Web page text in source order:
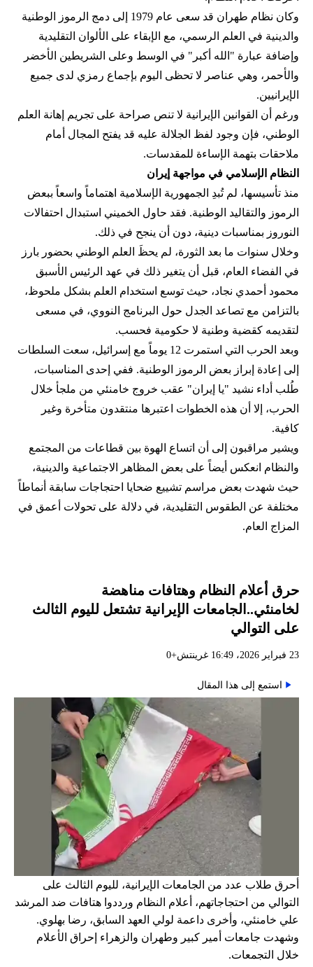
وكان نظام طهران قد سعى عام 1979 إلى دمج الرموز الوطنية
والدينية في العلم الرسمي، مع الإبقاء على الألوان التقليدية
وإضافة عبارة "الله أكبر" في الوسط وعلى الشريطين الأخضر
والأحمر، وهي عناصر لا تحظى اليوم بإجماع رمزي لدى جميع
الإيرانيين.
ورغم أن القوانين الإيرانية لا تنص صراحة على تجريم إهانة العلم
الوطني، فإن وجود لفظ الجلالة عليه قد يفتح المجال أمام
ملاحقات بتهمة الإساءة للمقدسات.
النظام الإسلامي في مواجهة إيران
منذ تأسيسها، لم تُبدِ الجمهورية الإسلامية اهتماماً واسعاً ببعض
الرموز والتقاليد الوطنية. فقد حاول الخميني استبدال احتفالات
النوروز بمناسبات دينية، دون أن ينجح في ذلك.
وخلال سنوات ما بعد الثورة، لم يحظَ العلم الوطني بحضور بارز
في الفضاء العام، قبل أن يتغير ذلك في عهد الرئيس الأسبق
محمود أحمدي‌ نجاد، حيث توسع استخدام العلم بشكل ملحوظ،
بالتزامن مع تصاعد الجدل حول البرنامج النووي، في مسعى
لتقديمه كقضية وطنية لا حكومية فحسب.
وبعد الحرب التي استمرت 12 يوماً مع إسرائيل، سعت السلطات
إلى إعادة إبراز بعض الرموز الوطنية. ففي إحدى المناسبات،
طُلب أداء نشيد "يا إيران" عقب خروج خامنئي من ملجأ خلال
الحرب، إلا أن هذه الخطوات اعتبرها منتقدون متأخرة وغير
كافية.
ويشير مراقبون إلى أن اتساع الهوة بين قطاعات من المجتمع
والنظام انعكس أيضاً على بعض المظاهر الاجتماعية والدينية،
حيث شهدت بعض مراسم تشييع ضحايا احتجاجات سابقة أنماطاً
مختلفة عن الطقوس التقليدية، في دلالة على تحولات أعمق في
المزاج العام.
حرق أعلام النظام وهتافات مناهضة
لخامنئي..الجامعات الإيرانية تشتعل لليوم الثالث
على التوالي
23 فبراير 2026، 16:49 غرينتش+0
استمع إلى هذا المقال
أحرق طلاب عدد من الجامعات الإيرانية، لليوم الثالث على
التوالي من احتجاجاتهم، أعلام النظام ورددوا هتافات ضد المرشد
علي خامنئي، وأخرى داعمة لولي العهد السابق، رضا بهلوي.
وشهدت جامعات أمير كبير وطهران والزهراء إحراق الأعلام
خلال التجمعات.